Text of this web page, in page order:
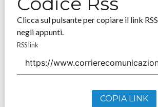
Clicca sul pulsante per copiare il link RSS
negli appunti.
RSS link
COPIA LINK